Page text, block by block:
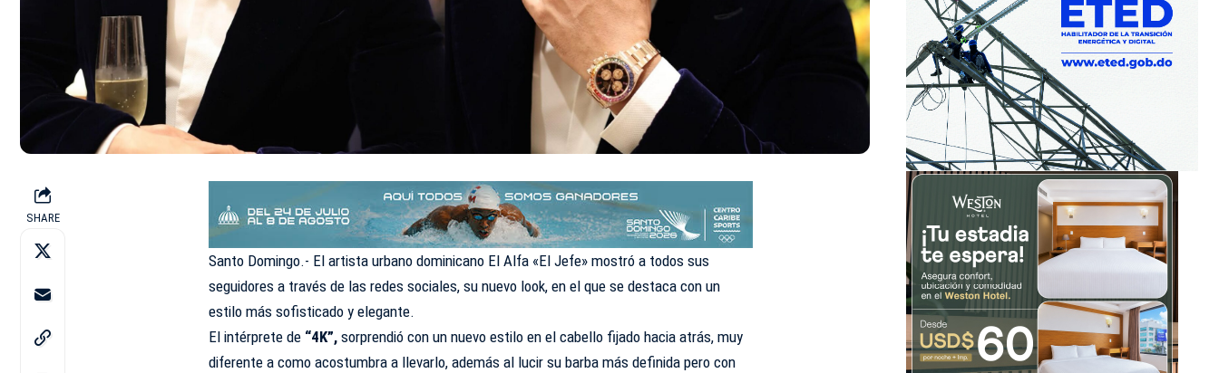
SHARE
Santo Domingo.- El artista urbano dominicano El Alfa «El Jefe» mostró a todos sus
seguidores a través de las redes sociales, su nuevo look, en el que se destaca con un
estilo más sofisticado y elegante.
El intérprete de “4K”, sorprendió con un nuevo estilo en el cabello fijado hacia atrás, muy
diferente a como acostumbra a llevarlo, además al lucir su barba más definida pero con